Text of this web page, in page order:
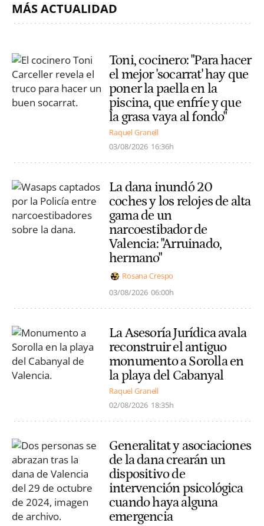
MÁS ACTUALIDAD
Toni, cocinero: "Para hacer
el mejor 'socarrat' hay que
poner la paella en la
piscina, que enfríe y que
la grasa vaya al fondo"
Raquel Granell
03/08/2026 16:36h
La dana inundó 20
coches y los relojes de alta
gama de un
narcoestibador de
Valencia: "Arruinado,
hermano"
Rosana Crespo
03/08/2026 06:00h
La Asesoría Jurídica avala
reconstruir el antiguo
monumento a Sorolla en
la playa del Cabanyal
Raquel Granell
02/08/2026 18:35h
Generalitat y asociaciones
de la dana crearán un
dispositivo de
intervención psicológica
cuando haya alguna
emergencia